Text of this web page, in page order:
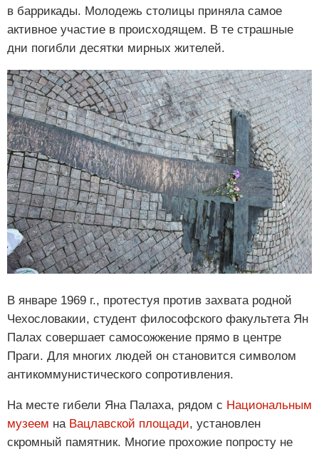
в баррикады. Молодежь столицы приняла самое
активное участие в происходящем. В те страшные
дни погибли десятки мирных жителей.
В январе 1969 г., протестуя против захвата родной
Чехословакии, студент философского факультета Ян
Палах совершает самосожжение прямо в центре
Праги. Для многих людей он становится символом
антикоммунистического сопротивления.
На месте гибели Яна Палаха, рядом с Национальным
музеем на Вацлавской площади, установлен
скромный памятник. Многие прохожие попросту не